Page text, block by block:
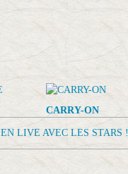
CARRY-ON
EN LIVE AVEC LES STARS !